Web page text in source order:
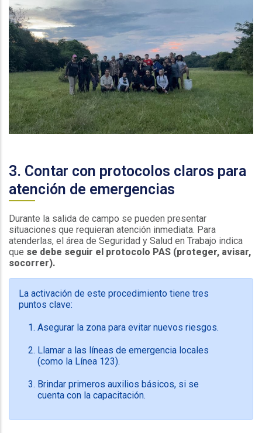
3. Contar con protocolos claros para
atención de emergencias
Durante la salida de campo se pueden presentar
situaciones que requieran atención inmediata. Para
atenderlas, el área de Seguridad y Salud en Trabajo indica
que se debe seguir el protocolo PAS (proteger, avisar,
socorrer).
La activación de este procedimiento tiene tres
puntos clave:
Asegurar la zona para evitar nuevos riesgos.
Llamar a las líneas de emergencia locales
(como la Línea 123).
Brindar primeros auxilios básicos, si se
cuenta con la capacitación.